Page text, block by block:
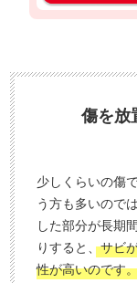
タ
力
今
す
ぐ
無
料
傷を放
少しくらいの傷
う方も多いので
した部分が長期
りすると、サビ
性が高いのです